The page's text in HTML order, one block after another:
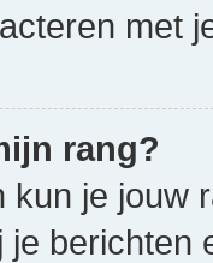
met
rang?
kun je jouw
berichten